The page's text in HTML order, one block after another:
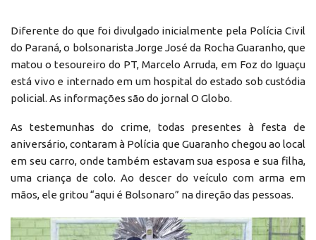
Diferente do que foi divulgado inicialmente pela Polícia Civil
do Paraná, o bolsonarista Jorge José da Rocha Guaranho, que
matou o tesoureiro do PT, Marcelo Arruda, em Foz do Iguaçu
está vivo e internado em um hospital do estado sob custódia
policial. As informações são do jornal O Globo.
As testemunhas do crime, todas presentes à festa de
aniversário, contaram à Polícia que Guaranho chegou ao local
em seu carro, onde também estavam sua esposa e sua filha,
uma criança de colo. Ao descer do veículo com arma em
mãos, ele gritou “aqui é Bolsonaro” na direção das pessoas.